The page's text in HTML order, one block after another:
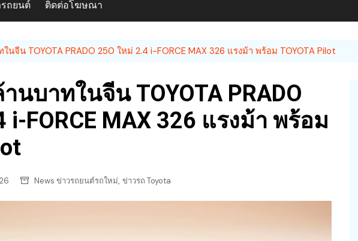
ถยนต์ ติดต่อโฆษณา
ในจีน TOYOTA PRADO 250 ใหม่ 2.4 i-FORCE MAX 326 แรงม้า พร้อม TOYOTA Pilot
นบาทในจีน TOYOTA PRADO
i-FORCE MAX 326 แรงม้า พร้อม
News ข่าวรถยนต์รถใหม่, ข่าวรถ Toyota